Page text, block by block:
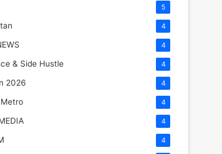
5
4
4
& Side Hustle 4
2026 4
4
4
4